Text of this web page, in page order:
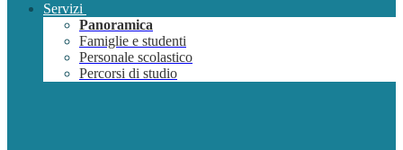
Servizi
Panoramica
Famiglie e studenti
Personale scolastico
Percorsi di studio